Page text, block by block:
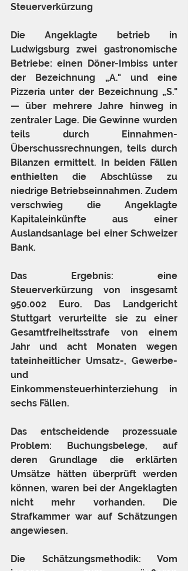
Steuerverkürzung
Die Angeklagte betrieb in
Ludwigsburg zwei gastronomische
Betriebe: einen Döner-Imbiss unter
der Bezeichnung „A." und eine
Pizzeria unter der Bezeichnung „S."
— über mehrere Jahre hinweg in
zentraler Lage. Die Gewinne wurden
teils durch Einnahmen-
Überschussrechnungen, teils durch
Bilanzen ermittelt. In beiden Fällen
enthielten die Abschlüsse zu
niedrige Betriebseinnahmen. Zudem
verschwieg die Angeklagte
Kapitaleinkünfte aus einer
Auslandsanlage bei einer Schweizer
Bank.
Das Ergebnis: eine
Steuerverkürzung von insgesamt
950.002 Euro. Das Landgericht
Stuttgart verurteilte sie zu einer
Gesamtfreiheitsstrafe von einem
Jahr und acht Monaten wegen
tateinheitlicher Umsatz-, Gewerbe-
und
Einkommensteuerhinterziehung in
sechs Fällen.
Das entscheidende prozessuale
Problem: Buchungsbelege, auf
deren Grundlage die erklärten
Umsätze hätten überprüft werden
können, waren bei der Angeklagten
nicht mehr vorhanden. Die
Strafkammer war auf Schätzungen
angewiesen.
Die Schätzungsmethodik: Vom